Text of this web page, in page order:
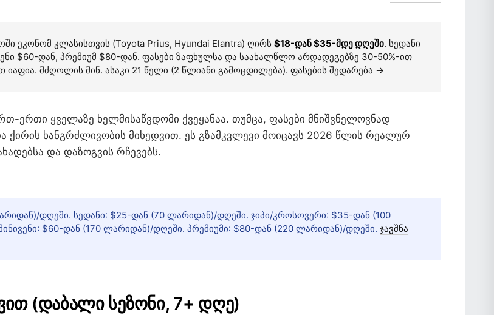
ეკონომ კლასისთვის (Toyota Prius, Hyundai Elantra) ღირს $18-დან $35-მდე დღეში. სედანი
$60-დან, პრემიუმ $80-დან. ფასები ზაფხულსა და საახალწლო არდადეგებზე 30-50%-ით
მძღოლის მინ. ასაკი 21 წელი (2 წლიანი გამოცდილება). ფასების შედარება →
ერთი ყველაზე ხელმისაწვდომი ქვეყანაა. თუმცა, ფასები მნიშვნელოვნად
ქირის ხანგრძლივობის მიხედვით. ეს გზამკვლევი მოიცავს 2026 წლის რეალურ
და დაზოგვის რჩევებს.
დღეში. სედანი: $25-დან (70 ლარიდან)/დღეში. ჯიპი/კროსოვერი: $35-დან (100
$60-დან (170 ლარიდან)/დღეში. პრემიუმი: $80-დან (220 ლარიდან)/დღეში. ჯავშნა
(დაბალი სეზონი, 7+ დღე)